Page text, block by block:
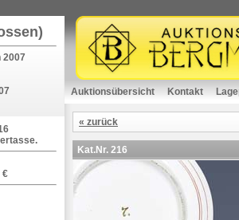
2007
€
Auktionsübersicht Kontakt
« zurück
Kat.Nr. 216